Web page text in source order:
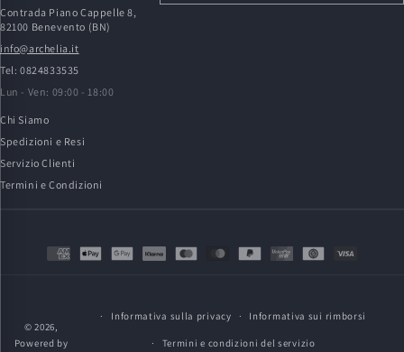
Contrada Piano Cappelle 8,
82100 Benevento (BN)
info@archelia.it
Tel: 0824833535
Lun - Ven: 09:00 - 18:00
Chi Siamo
Spedizioni e Resi
Servizio Clienti
Termini e Condizioni
Metodi
© 2026,
Powered by
Informativa sulla privacy Informativa sui rimborsi
Termini e condizioni del servizio